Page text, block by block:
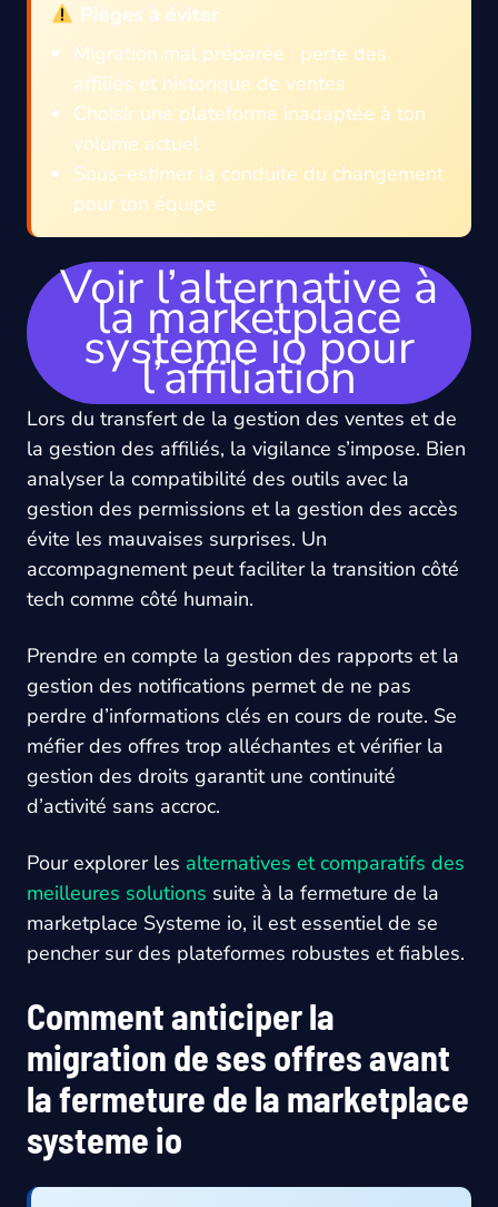
Pièges à éviter
Migration mal préparée : perte des
affiliés et historique de ventes
Choisir une plateforme inadaptée à ton
volume actuel
Sous-estimer la conduite du changement
pour ton équipe
Voir l’alternative à
la marketplace
systeme io pour
l’affiliation
Lors du transfert de la gestion des ventes et de
la gestion des affiliés, la vigilance s’impose. Bien
analyser la compatibilité des outils avec la
gestion des permissions et la gestion des accès
évite les mauvaises surprises. Un
accompagnement peut faciliter la transition côté
tech comme côté humain.
Prendre en compte la gestion des rapports et la
gestion des notifications permet de ne pas
perdre d’informations clés en cours de route. Se
méfier des offres trop alléchantes et vérifier la
gestion des droits garantit une continuité
d’activité sans accroc.
Pour explorer les alternatives et comparatifs des
meilleures solutions suite à la fermeture de la
marketplace Systeme io, il est essentiel de se
pencher sur des plateformes robustes et fiables.
Comment anticiper la
migration de ses offres avant
la fermeture de la marketplace
systeme io